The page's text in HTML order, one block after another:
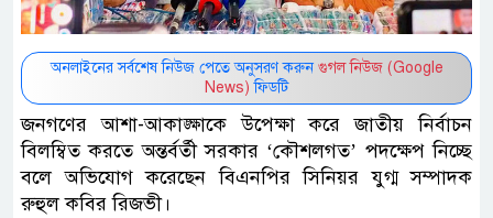
অনলাইনের সর্বশেষ নিউজ পেতে অনুসরণ করুন গুগল নিউজ (Google
News) ফিডটি
জনগণের আশা-আকাঙ্ক্ষাকে উপেক্ষা করে জাতীয় নির্বাচন
বিলম্বিত করতে অন্তর্বর্তী সরকার ‘কৌশলগত’ পদক্ষেপ নিচ্ছে
বলে অভিযোগ করেছেন বিএনপির সিনিয়র যুগ্ম সম্পাদক
রুহুল কবির রিজভী।